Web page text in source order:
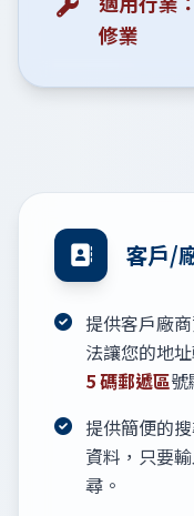
修業
客戶/
提供客戶廠
法讓您的地
5 碼郵遞區號
提供簡便的
資料，只要
尋。